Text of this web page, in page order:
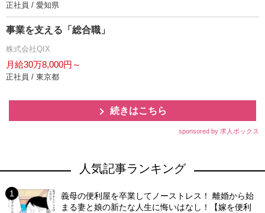
正社員 / 愛知県
事業を支える「総合職」
株式会社QIX
月給30万8,000円～
正社員 / 東京都
続きはこちら
sponsored by 求人ボックス
人気記事ランキング
義母の便利屋を卒業してノーストレス！ 離婚から始
まる妻と娘の新たな人生に悔いはなし！【嫁を便利